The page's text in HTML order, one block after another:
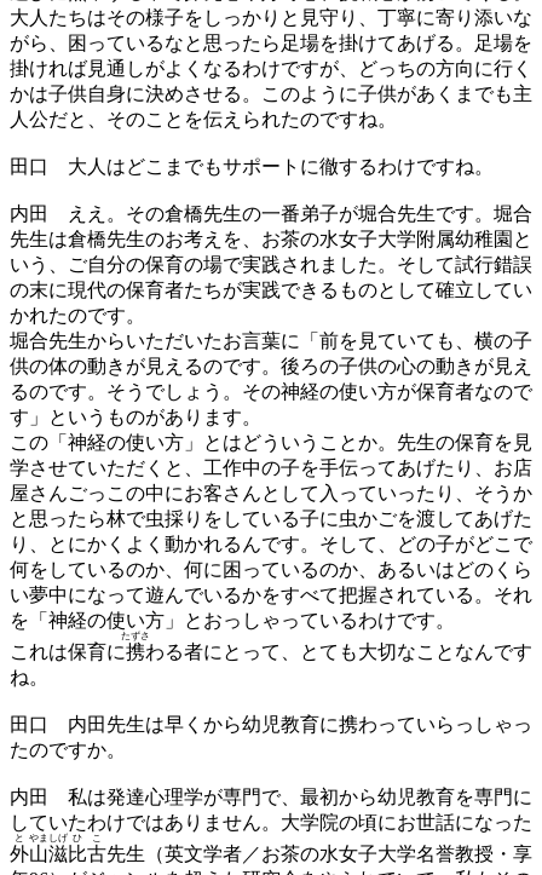
大人たちはその様子をしっかりと見守り、丁寧に寄り添いな
がら、困っているなと思ったら足場を掛けてあげる。足場を
掛ければ見通しがよくなるわけですが、どっちの方向に行く
かは子供自身に決めさせる。このように子供があくまでも主
人公だと、そのことを伝えられたのですね。
田口 大人はどこまでもサポートに徹するわけですね。
内田
ええ。その倉橋先生の一番弟子が堀合先生です。堀合
先生は倉橋先生のお考えを、お茶の水女子大学附属幼稚園と
いう、ご自分の保育の場で実践されました。そして試行錯誤
の末に現代の保育者たちが実践できるものとして確立してい
かれたのです。
堀合先生からいただいたお言葉に「前を見ていても、横の子
供の体の動きが見えるのです。後ろの子供の心の動きが見え
るのです。そうでしょう。その神経の使い方が保育者なので
す」というものがあります。
この「神経の使い方」とはどういうことか。先生の保育を見
学させていただくと、工作中の子を手伝ってあげたり、お店
屋さんごっこの中にお客さんとして入っていったり、そうか
と思ったら林で虫採りをしている子に虫かごを渡してあげた
り、とにかくよく動かれるんです。そして、どの子がどこで
何をしているのか、何に困っているのか、あるいはどのくら
い夢中になって遊んでいるかをすべて把握されている。それ
を「神経の使い方」とおっしゃっているわけです。
これは保育に携
たずさ
わる者にとって、とても大切なことなんです
ね。
田口
内田先生は早くから幼児教育に携わっていらっしゃっ
たのですか。
内田
私は発達心理学が専門で、最初から幼児教育を専門に
していたわけではありません。大学院の頃にお世話になった
外
と
山
やま
滋
しげ
比
ひ
古
こ
先生（英文学者／お茶の水女子大学名誉教授・享